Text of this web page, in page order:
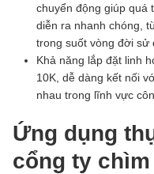
chuyển động giúp quá
diễn ra nhanh chóng,
trong suốt vòng đời sử
Khả năng lắp đặt linh
10K, dễ dàng kết nối
nhau trong lĩnh vực
Ứng dụng
cổng ty chìm